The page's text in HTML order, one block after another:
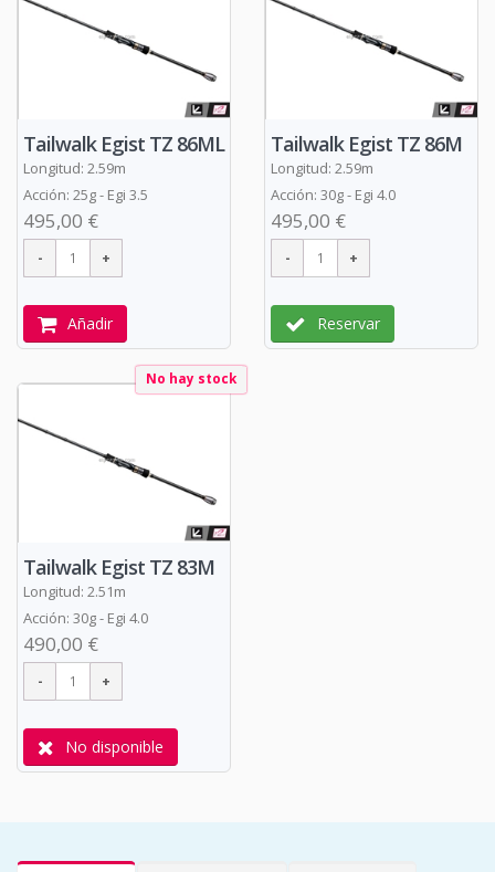
Tailwalk Egist TZ 86ML
Longitud: 2.59m
Acción: 25g - Egi 3.5
495,00 €
Añadir
Tailwalk Egist TZ 86M
Longitud: 2.59m
Acción: 30g - Egi 4.0
495,00 €
Reservar
No hay stock
Tailwalk Egist TZ 83M
Longitud: 2.51m
Acción: 30g - Egi 4.0
490,00 €
No disponible